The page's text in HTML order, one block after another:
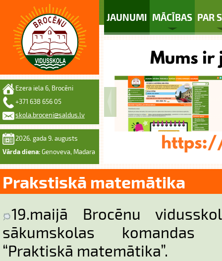
JAUNUMI MĀCĪBAS PAR
Ezera iela 6, Brocēni
+371 638 656 05
skola.broceni@saldus.lv
2026. gada 9. augusts
Vārda diena: Genoveva, Madara
Prakstiskā matemātika
19.maijā Brocēnu
sākumskolas komandas
“Praktiskā matemātika”.